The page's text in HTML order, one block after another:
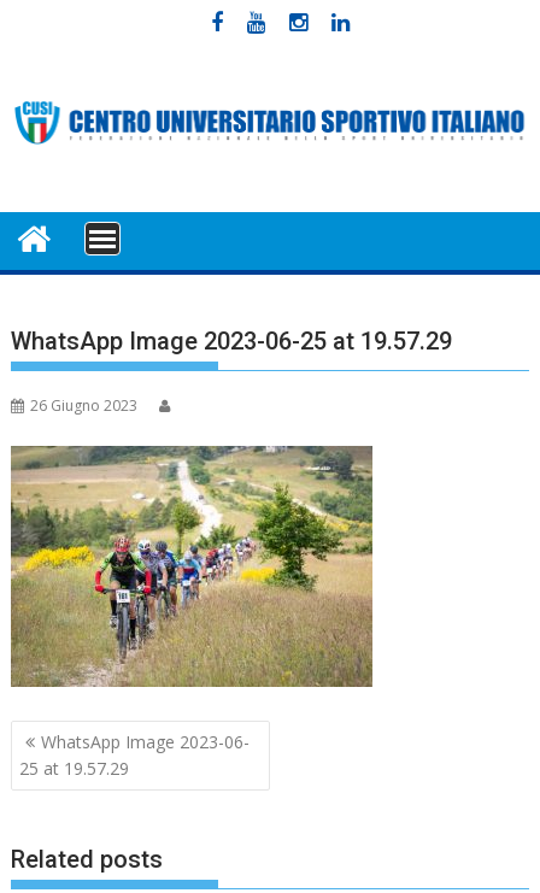
MENU
WhatsApp Image 2023-06-25 at 19.57.29
26 Giugno 2023
Navigazione
articoli
WhatsApp Image 2023-06-
25 at 19.57.29
Related posts